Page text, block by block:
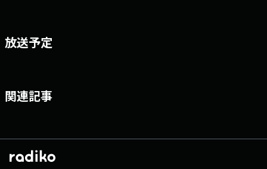
放送予定
関連記事